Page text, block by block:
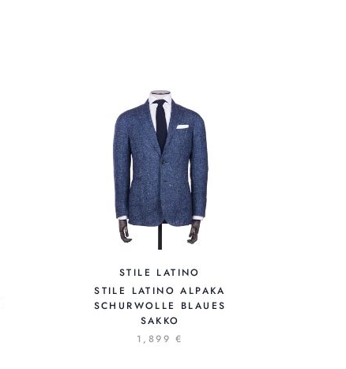
STILE LATINO
STILE LATINO ALPAKA
SCHURWOLLE BLAUES
SAKKO
1,899 €